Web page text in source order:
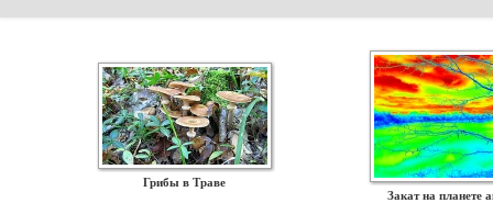
Грибы в Траве
Закат на планете